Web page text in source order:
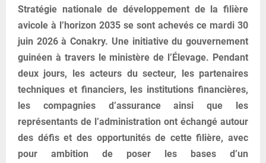
Stratégie nationale de développement de la filière
avicole à l’horizon 2035 se sont achevés ce mardi 30
juin 2026 à Conakry. Une initiative du gouvernement
guinéen à travers le ministère de l’Élevage. Pendant
deux jours, les acteurs du secteur, les partenaires
techniques et financiers, les institutions financières,
les compagnies d’assurance ainsi que les
représentants de l’administration ont échangé autour
des défis et des opportunités de cette filière, avec
pour ambition de poser les bases d’un